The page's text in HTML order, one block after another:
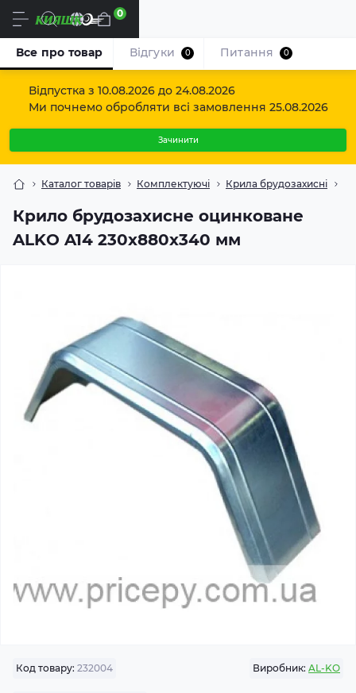
Відпустка з 10.08.2026 до 24.08.2026
Ми почнемо обробляти всі замовлення 25.08.2026
Зачинити
Uk 0
Каталог товарів Комплектуючі Крила брудозахисні
Крило брудозахисне оцинковане
ALKO A14 230x880x340 мм
Все про товар Відгуки 0 Питання 0
Код товару: 232004 Виробник: AL-KO